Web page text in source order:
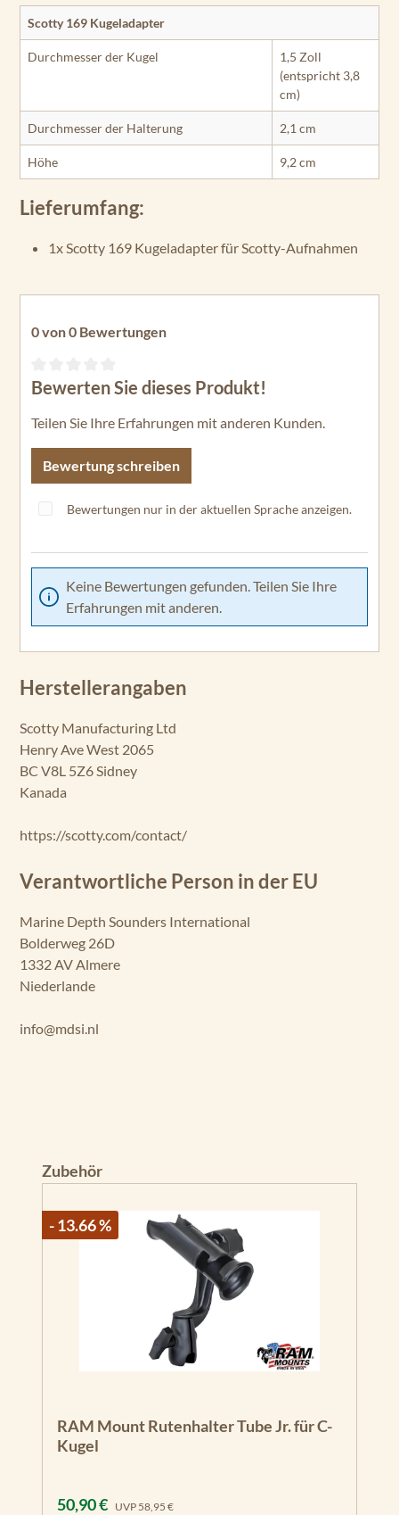
Scotty 169 Kugeladapter
Durchmesser der Kugel
1,5 Zoll
(entspricht 3,8
cm)
Durchmesser der Halterung 2,1 cm
Höhe 9,2 cm
Lieferumfang:
1x Scotty 169 Kugeladapter für Scotty-Aufnahmen
0 von 0 Bewertungen
Durchschnittliche Bewertung von 0 von 5 Sternen
Bewerten Sie dieses Produkt!
Teilen Sie Ihre Erfahrungen mit anderen Kunden.
Bewertung schreiben
Bewertungen nur in der aktuellen Sprache anzeigen.
Keine Bewertungen gefunden. Teilen Sie Ihre
Erfahrungen mit anderen.
Herstellerangaben
Scotty Manufacturing Ltd
Henry Ave West 2065
BC V8L 5Z6 Sidney
Kanada
https://scotty.com/contact/
Verantwortliche Person in der EU
Marine Depth Sounders International
Bolderweg 26D
1332 AV Almere
Niederlande
info@mdsi.nl
Produktgalerie überspringen
Zubehör
- 13.66 %
RAM Mount Rutenhalter Tube Jr. für C-
Kugel
Verkaufspreis:
50,90 € UVP Regulärer Preis:
58,95 €